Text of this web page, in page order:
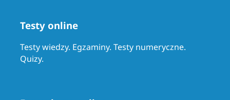
Testy online
Testy wiedzy. Egzaminy. Testy numeryczne.
Quizy.